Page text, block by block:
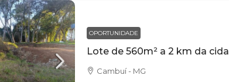
OPORTUNIDADE
Cambuí - MG